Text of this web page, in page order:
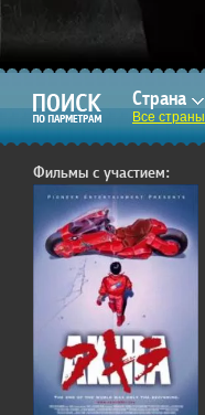
Страна
Все страны
Фильмы с участием: